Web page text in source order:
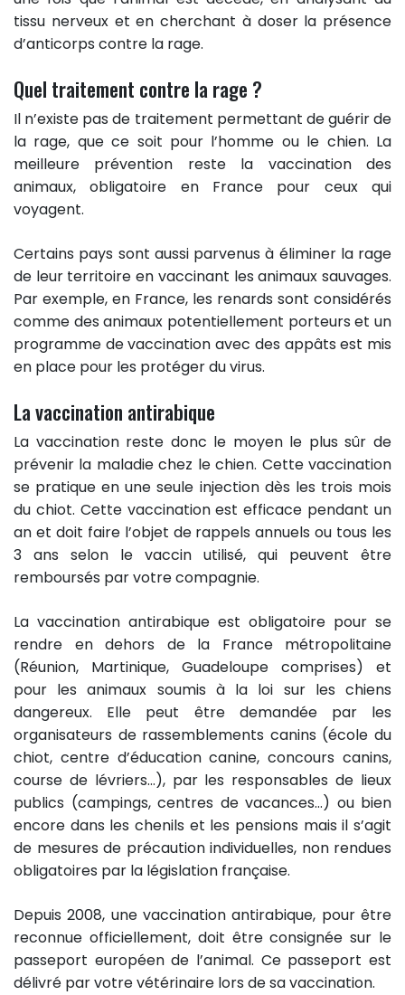
tissu nerveux et en cherchant à doser la présence
d’anticorps contre la rage.
Quel traitement contre la rage ?
Il n’existe pas de traitement permettant de guérir de
la rage, que ce soit pour l’homme ou le chien. La
meilleure prévention reste la vaccination des
animaux, obligatoire en France pour ceux qui
voyagent.
Certains pays sont aussi parvenus à éliminer la rage
de leur territoire en vaccinant les animaux sauvages.
Par exemple, en France, les renards sont considérés
comme des animaux potentiellement porteurs et un
programme de vaccination avec des appâts est mis
en place pour les protéger du virus.
La vaccination antirabique
La vaccination reste donc le moyen le plus sûr de
prévenir la maladie chez le chien. Cette vaccination
se pratique en une seule injection dès les trois mois
du chiot. Cette vaccination est efficace pendant un
an et doit faire l’objet de rappels annuels ou tous les
3 ans selon le vaccin utilisé, qui peuvent être
remboursés par votre compagnie.
La vaccination antirabique est obligatoire pour se
rendre en dehors de la France métropolitaine
(Réunion, Martinique, Guadeloupe comprises) et
pour les animaux soumis à la loi sur les chiens
dangereux. Elle peut être demandée par les
organisateurs de rassemblements canins (école du
chiot, centre d’éducation canine, concours canins,
course de lévriers…), par les responsables de lieux
publics (campings, centres de vacances…) ou bien
encore dans les chenils et les pensions mais il s’agit
de mesures de précaution individuelles, non rendues
obligatoires par la législation française.
Depuis 2008, une vaccination antirabique, pour être
reconnue officiellement, doit être consignée sur le
passeport européen de l’animal. Ce passeport est
délivré par votre vétérinaire lors de sa vaccination.